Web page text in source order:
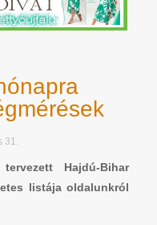
31.
Hajdú-Bihar
listája oldalunkról